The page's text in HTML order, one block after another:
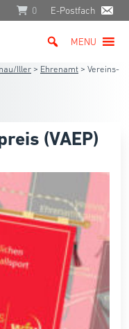
0 E-Postfach
MENU
Iller > Ehrenamt > Vereins-
(VAEP)